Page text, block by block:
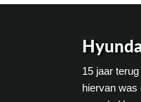
15 jaar
hiervan was